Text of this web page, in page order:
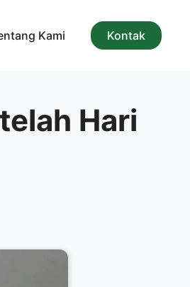
Kami Kontak
Hari